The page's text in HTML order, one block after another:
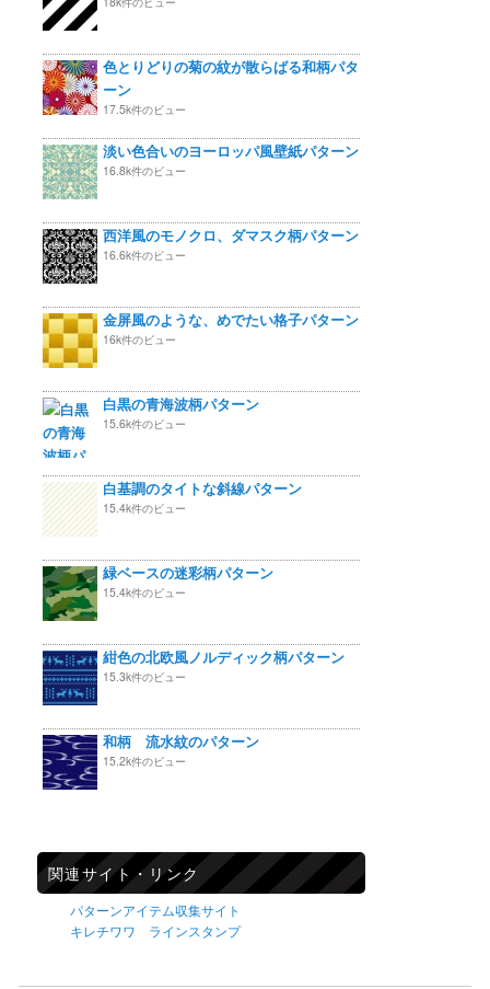
色とりどりの菊の紋が散らばる和柄パタ
ーン
17.5k件のビュー
淡い色合いのヨーロッパ風壁紙パターン
16.8k件のビュー
西洋風のモノクロ、ダマスク柄パターン
16.6k件のビュー
金屏風のような、めでたい格子パターン
16k件のビュー
白黒の青海波柄パターン
15.6k件のビュー
白基調のタイトな斜線パターン
15.4k件のビュー
緑ベースの迷彩柄パターン
15.4k件のビュー
紺色の北欧風ノルディック柄パターン
15.3k件のビュー
和柄 流水紋のパターン
15.2k件のビュー
関連サイト・リンク
パターンアイテム収集サイト
キレチワワ ラインスタンプ